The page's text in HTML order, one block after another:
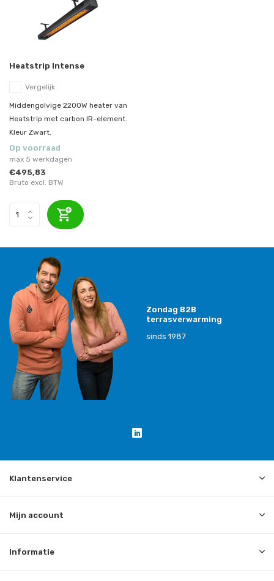
Heatstrip Intense
Vergelijk
Middengolvige 2200W heater van
Heatstrip met carbon IR-element.
Kleur Zwart.
Op voorraad
max 5 werkdagen
€495,83
Bruto excl. BTW
Zondag B2B
terrasverwarming
sinds 1987
Klantenservice
Mijn account
Informatie